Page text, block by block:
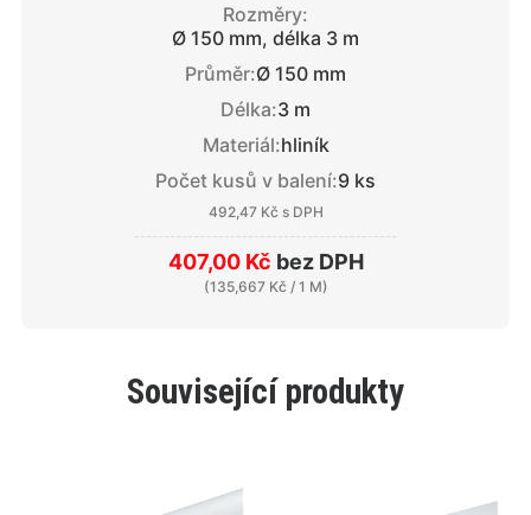
Související produkty
Rozměry:
Ø 150 mm, délka 3 m
Průměr:Ø 150 mm
Délka:3 m
Materiál:hliník
Počet kusů v balení:9 ks
492,47 Kč s DPH
407,00 Kč bez DPH
(135,667 Kč / 1 M)